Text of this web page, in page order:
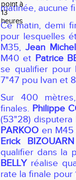
matinée, aucune
Ce matin, demi
pour lesquelles
M35, Jean
M40 et Patrice
se qualifier pour
7"47 pou Ivan et
Sur 400
finales. Philippe
(53"28)
PARKOO en M45
Erick BIZOUARN
qualifier dans la
BELLYréalise
rate la finale pour